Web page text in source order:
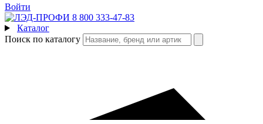
Войти
8 800 333-47-83
Каталог
Поиск по каталогу